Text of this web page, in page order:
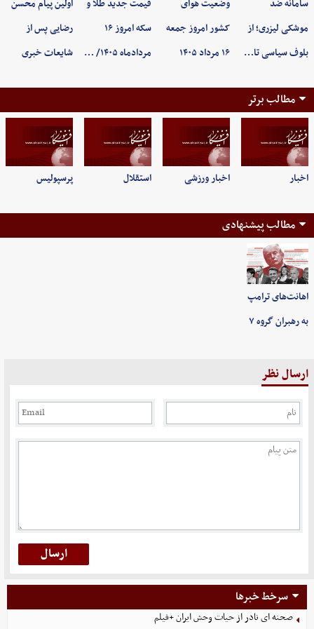
سامانه ضد
موشکی لیزری؛ از
بلوف سیاسی تا…
وضعیت هوای
کشور امروز جمعه
۱۶ مرداد ۱۴۰۵
قیمت جدید طلا و
سکه امروز ۱۶
مردادماه ۱۴۰۵/ …
اولین پیام محسن
رضایی پس از
شایعات خبری
مطالب برتر
اخبار اخبار ورزشی استقلال پرسپولیس
مطالب پیشنهادی
اهانت‌های ترامپ
به رهبران گروه ۷
ارسال نظر
سرخط خبرها
صحنه ای نادر از حیات وحش ایران +فیلم